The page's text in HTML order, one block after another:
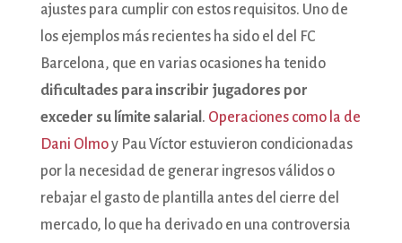
ajustes para cumplir con estos requisitos. Uno de
los ejemplos más recientes ha sido el del FC
Barcelona, que en varias ocasiones ha tenido
dificultades para inscribir jugadores por
exceder su límite salarial . Operaciones como la de
Dani Olmoy Pau Víctor estuvieron condicionadas
por la necesidad de generar ingresos válidos o
rebajar el gasto de plantilla antes del cierre del
mercado, lo que ha derivado en una controversia